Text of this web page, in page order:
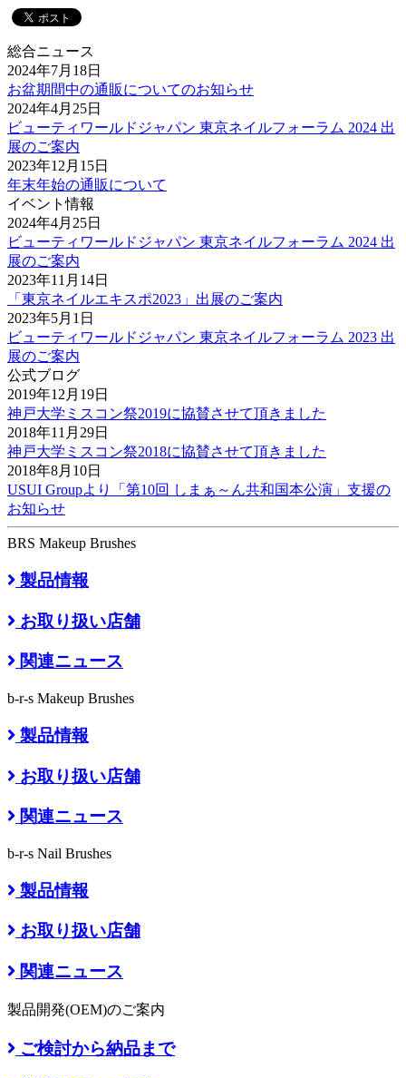
総合ニュース
2024年7月18日
お盆期間中の通販についてのお知らせ
2024年4月25日
ビューティワールドジャパン 東京ネイルフォーラム 2024 出
展のご案内
2023年12月15日
年末年始の通販について
イベント情報
2024年4月25日
ビューティワールドジャパン 東京ネイルフォーラム 2024 出
展のご案内
2023年11月14日
「東京ネイルエキスポ2023」出展のご案内
2023年5月1日
ビューティワールドジャパン 東京ネイルフォーラム 2023 出
展のご案内
公式ブログ
2019年12月19日
神戸大学ミスコン祭2019に協賛させて頂きました
2018年11月29日
神戸大学ミスコン祭2018に協賛させて頂きました
2018年8月10日
USUI Groupより「第10回 しまぁ～ん共和国本公演」支援の
お知らせ
BRS Makeup Brushes
製品情報
お取り扱い店舗
関連ニュース
b-r-s Makeup Brushes
製品情報
お取り扱い店舗
関連ニュース
b-r-s Nail Brushes
製品情報
お取り扱い店舗
関連ニュース
製品開発(OEM)のご案内
ご検討から納品まで